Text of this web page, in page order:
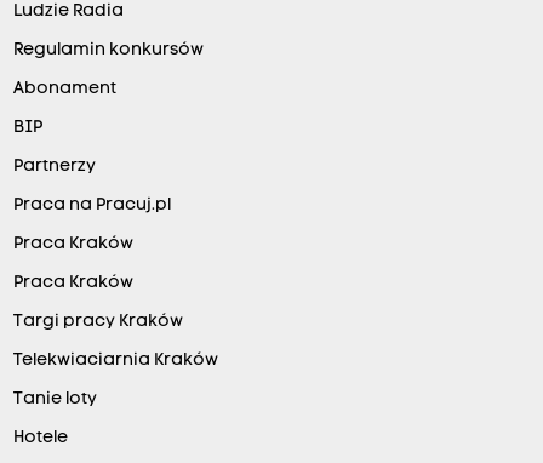
Ludzie Radia
Regulamin konkursów
Abonament
BIP
Partnerzy
Praca na Pracuj.pl
Praca Kraków
Praca Kraków
Targi pracy Kraków
Telekwiaciarnia Kraków
Tanie loty
Hotele